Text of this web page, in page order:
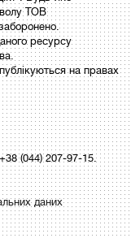
ТОВ
ресурсу
на правах
(044) 207-97-15.
даних